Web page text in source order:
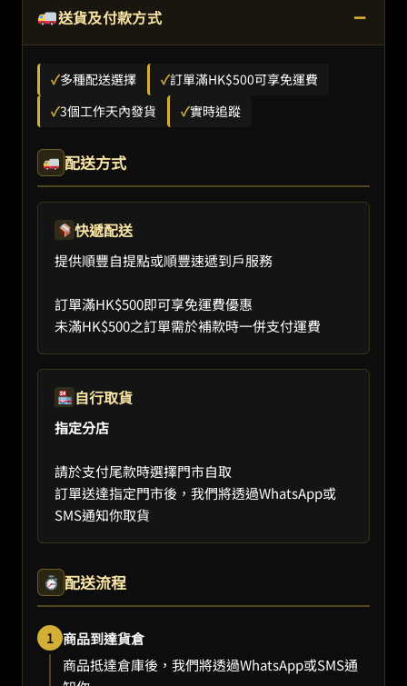
送貨及付款方式 −
✓多種配送選擇 ✓訂單滿HK$500可享免運費
✓3個工作天內發貨 ✓實時追蹤
配送方式
快遞配送
提供順豐自提點或順豐速遞到戶服務
訂單滿HK$500即可享免運費優惠
未滿HK$500之訂單需於補款時一併支付運費
自行取貨
指定分店
請於支付尾款時選擇門市自取
訂單送達指定門市後，我們將透過WhatsApp或
SMS通知你取貨
配送流程
1 商品到達貨倉
商品抵達倉庫後，我們將透過WhatsApp或SMS通